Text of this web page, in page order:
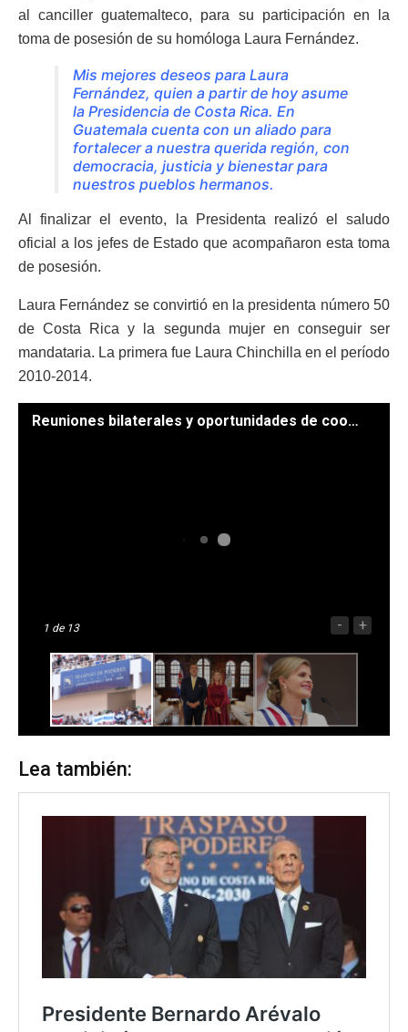
al canciller guatemalteco, para su participación en la
toma de posesión de su homóloga Laura Fernández.
Mis mejores deseos para Laura
Fernández, quien a partir de hoy asume
la Presidencia de Costa Rica. En
Guatemala cuenta con un aliado para
fortalecer a nuestra querida región, con
democracia, justicia y bienestar para
nuestros pueblos hermanos.
Al finalizar el evento, la Presidenta realizó el saludo
oficial a los jefes de Estado que acompañaron esta toma
de posesión.
Laura Fernández se convirtió en la presidenta número 50
de Costa Rica y la segunda mujer en conseguir ser
mandataria. La primera fue Laura Chinchilla en el período
2010-2014.
Reuniones bilaterales y oportunidades de cooperación marcaron la agenda del Presidente Arévalo en Costa Rica. / Fotos: Antonio Ramírez.
1 de 13 - +
Lea también: